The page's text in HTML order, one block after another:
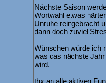
Nächste Saison
Wortwahl etwas
Unruhe reingebracht
dann doch zuviel
Wünschen würde ich
was das nächste
wird.
thx an alle aktiven